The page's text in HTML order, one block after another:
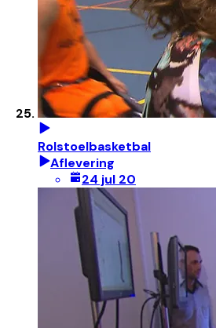
Rolstoelbasketbal
Aflevering
24 jul 20